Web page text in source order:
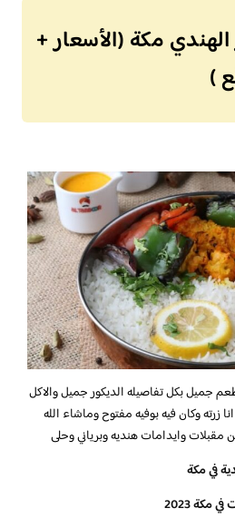
مكة (الأسعار +
)
جميل بكل تفاصيله الديكور جميل والاكل
زرته وكان فيه بوفيه مفتوح وماشاء الله
في مكة
2023